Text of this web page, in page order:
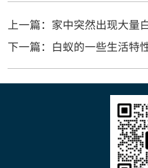
上一篇：家中突然出现大量
下一篇：白蚁的一些生活特